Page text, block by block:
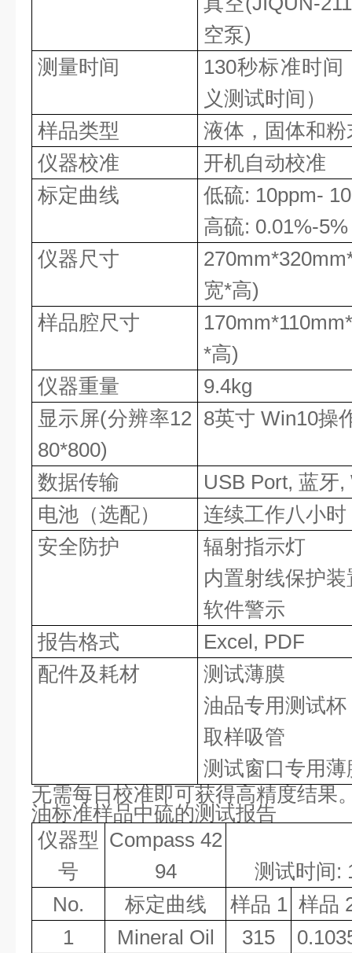
空泵)
测量时间
130秒标准时
义测试时间）
样品类型
液体，固体和粉
仪器校准
开机自动校准
标定曲线
低硫: 10ppm-
高硫: 0.01%-5%
仪器尺寸
宽*高)
样品腔尺寸
*高)
仪器重量
9.4kg
显示屏(分辨率12
80*800)
8英寸 Win10操
数据传输
USB Port, 蓝牙
电池（选配）
连续工作八小时
安全防护
辐射指示灯
内置射线保护装
软件警示
报告格式
Excel, PDF
配件及耗材
测试薄膜
油品专用测试杯
取样吸管
测试窗口专用薄
无需每日校准即可获得高精度结果
油标准样品中硫的测试报告
仪器型
号
Compass 42
94
测试时间:
No.
标定曲线 样品 1 样品
1
Mineral Oil 315